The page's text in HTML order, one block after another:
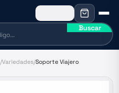
Buscar
/Variedades/Soporte Viajero